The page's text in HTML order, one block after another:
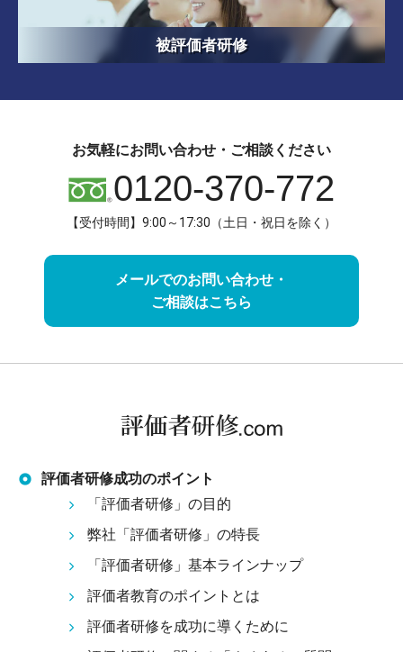
被評価者研修
お気軽にお問い合わせ・ご相談ください
0120-370-772
【受付時間】9:00～17:30（土日・祝日を除く）
メールでのお問い合わせ・
ご相談はこちら
評価者研修成功のポイント
「評価者研修」の目的
弊社「評価者研修」の特長
「評価者研修」基本ラインナップ
評価者教育のポイントとは
評価者研修を成功に導くために